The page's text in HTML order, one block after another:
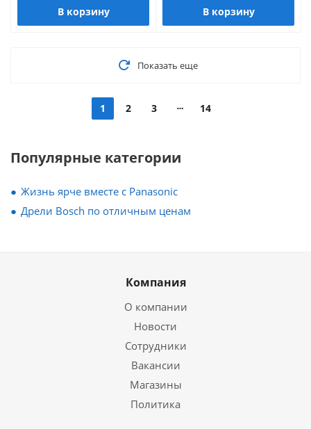
В корзину В корзину
Показать еще
1 2 3 14
Популярные категории
Жизнь ярче вместе с Panasonic
Дрели Bosch по отличным ценам
Компания
О компании
Новости
Сотрудники
Вакансии
Магазины
Политика